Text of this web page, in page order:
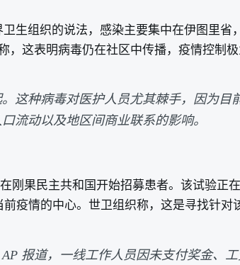
生组织的说法，感染主要集中在伊图里
这表明病毒仍在社区中传播，疫情控制极
这种病毒对医护人员尤其棘手，因为
流动以及地区间商业联系的影响。
刚果民主共和国开始招募患者。该试验
疫情的中心。世卫组织称，这是寻找针对
报道，一线工作人员因未支付奖金、